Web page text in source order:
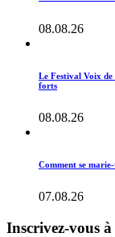
08.08.26
Le Festival Voix de
forts
08.08.26
Comment se
07.08.26
Inscrivez-vous